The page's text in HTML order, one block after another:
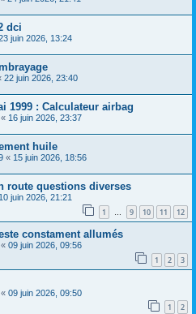
dci
juin 2026, 13:24
22 juin 2026, 23:40
1999 : Calculateur airbag
« 16 juin 2026, 23:37
huile
« 15 juin 2026, 18:56
route questions diverses
10 juin 2026, 21:21
1 … 9 10 11 12
constament allumés
« 09 juin 2026, 09:56
1 2 3
« 09 juin 2026, 09:50
1 2